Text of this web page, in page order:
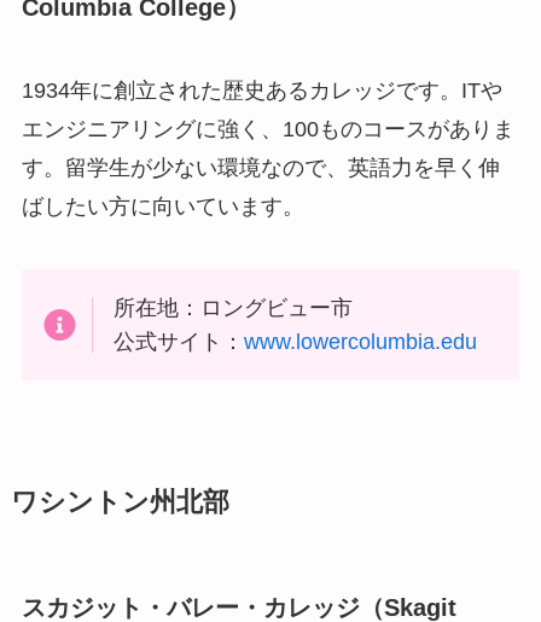
Columbia College）
1934年に創立された歴史あるカレッジです。ITや
エンジニアリングに強く、100ものコースがありま
す。留学生が少ない環境なので、英語力を早く伸
ばしたい方に向いています。
所在地：ロングビュー市
公式サイト：www.lowercolumbia.edu
ワシントン州北部
スカジット・バレー・カレッジ（Skagit